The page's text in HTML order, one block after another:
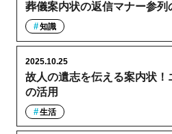
葬儀案内状の返信マナー参列
知識
故人の遺志を伝える案内状！
の活用
2025.10.25
生活